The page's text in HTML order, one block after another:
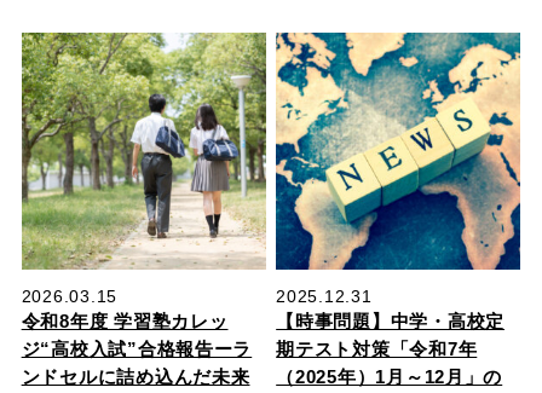
2026.03.15
令和8年度 学習塾カレッ
ジ“高校入試”合格報告ーラ
ンドセルに詰め込んだ未来
2025.12.31
【時事問題】中学・高校定
期テスト対策「令和7年
（2025年）1月～12月」の